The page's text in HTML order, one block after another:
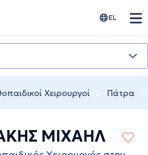
EL
Χειρουργοί Πάτρα
MIXAHΛ